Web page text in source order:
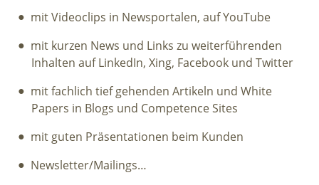
mit Videoclips in Newsportalen, auf YouTube
mit kurzen News und Links zu weiterführenden
Inhalten auf LinkedIn, Xing, Facebook und Twitter
mit fachlich tief gehenden Artikeln und White
Papers in Blogs und Competence Sites
mit guten Präsentationen beim Kunden
Newsletter/Mailings…